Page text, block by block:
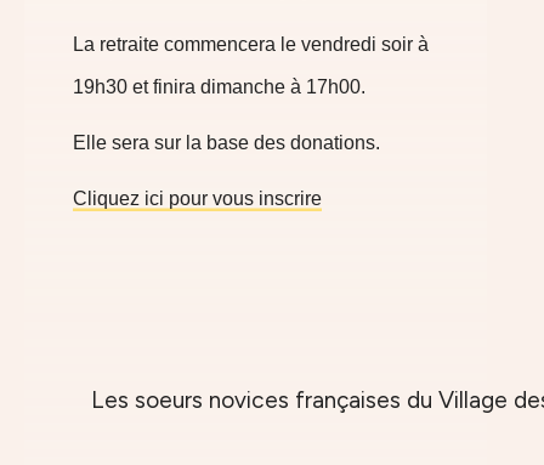
La retraite commencera le vendredi soir à
19h30 et finira dimanche à 17h00.
Elle sera sur la base des donations.
Cliquez ici pour vous inscrire